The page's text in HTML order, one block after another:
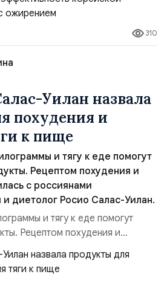
на организм различных групп
закуска способствует
из организма, что приводит к
веса. Свои наблюдения ученые
310
Уилан назвала
похудения и
к пище
и тягу к еде помогут
Рецептом похудения и
с россиянами
диетолог Росио Салас-Уилан.
и тягу к еде помогут
Рецептом похудения и
с россиянами практикующий
Салас-Уилан. По ее словам,
если очень